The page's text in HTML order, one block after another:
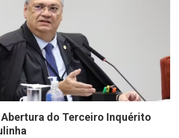
do Terceiro Inquérito